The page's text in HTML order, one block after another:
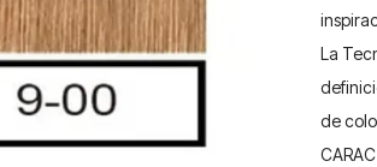
La
de